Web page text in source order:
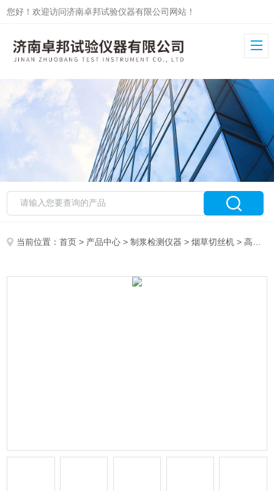
您好！欢迎访问济南卓邦试验仪器有限公司网站！
当前位置：首页 > 产品中心 >制浆检测仪器 >烟草切丝机 > 高效烟草切丝机